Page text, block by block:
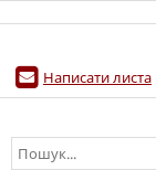
Написати листа